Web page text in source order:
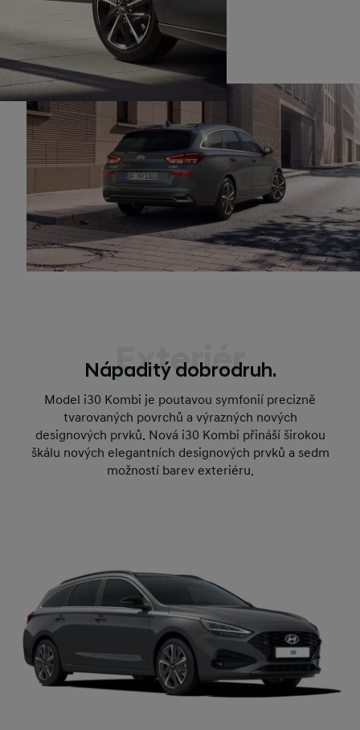
Exteriér
Nápaditý dobrodruh.
Model i30 Kombi je poutavou symfonií precizně
tvarovaných povrchů a výrazných nových
designových prvků. Nová i30 Kombi přináší širokou
škálu nových elegantních designových prvků a sedm
možností barev exteriéru.